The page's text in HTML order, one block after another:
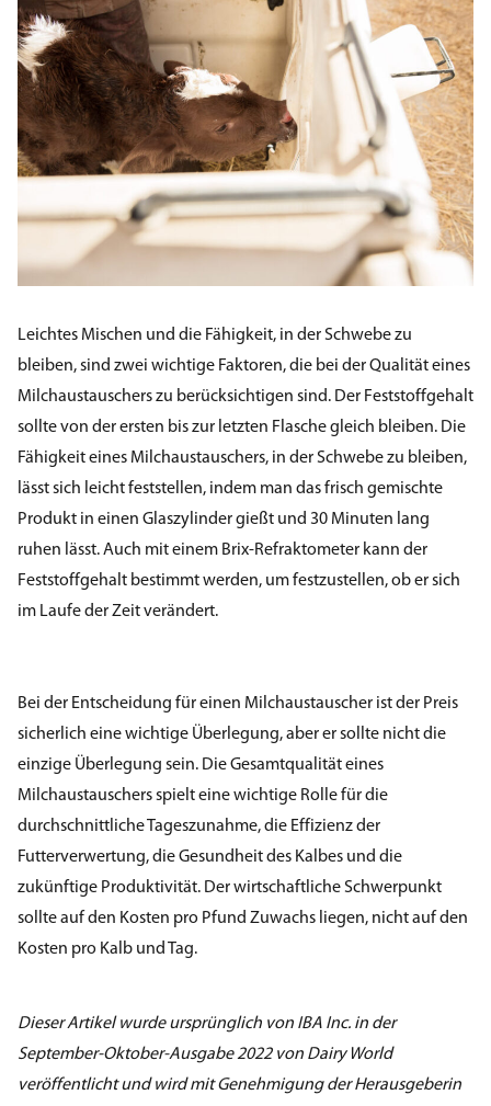
Leichtes Mischen und die Fähigkeit, in der Schwebe zu
bleiben, sind zwei wichtige Faktoren, die bei der Qualität eines
Milchaustauschers zu berücksichtigen sind. Der Feststoffgehalt
sollte von der ersten bis zur letzten Flasche gleich bleiben. Die
Fähigkeit eines Milchaustauschers, in der Schwebe zu bleiben,
lässt sich leicht feststellen, indem man das frisch gemischte
Produkt in einen Glaszylinder gießt und 30 Minuten lang
ruhen lässt. Auch mit einem Brix-Refraktometer kann der
Feststoffgehalt bestimmt werden, um festzustellen, ob er sich
im Laufe der Zeit verändert.
Bei der Entscheidung für einen Milchaustauscher ist der Preis
sicherlich eine wichtige Überlegung, aber er sollte nicht die
einzige Überlegung sein. Die Gesamtqualität eines
Milchaustauschers spielt eine wichtige Rolle für die
durchschnittliche Tageszunahme, die Effizienz der
Futterverwertung, die Gesundheit des Kalbes und die
zukünftige Produktivität. Der wirtschaftliche Schwerpunkt
sollte auf den Kosten pro Pfund Zuwachs liegen, nicht auf den
Kosten pro Kalb und Tag.
Dieser Artikel wurde ursprünglich von IBA Inc. in der
September-Oktober-Ausgabe 2022 von Dairy World
veröffentlicht und wird mit Genehmigung der Herausgeberin